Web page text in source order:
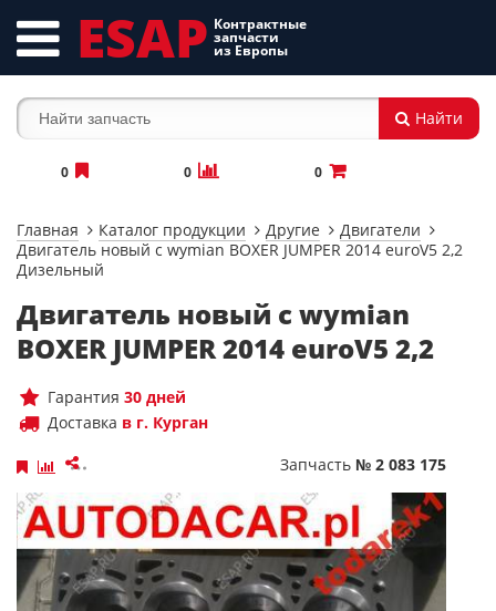
ESAP Контрактные
запчасти
из Европы
Найти
0 0 0
Главная Каталог продукции Другие
Двигатели
Двигатель новый с wymian BOXER JUMPER 2014 euroV5 2,2
Дизельный
Двигатель новый с wymian
BOXER JUMPER 2014 euroV5 2,2
Гарантия 30 дней
Доставка в г. Курган
Запчасть № 2 083 175